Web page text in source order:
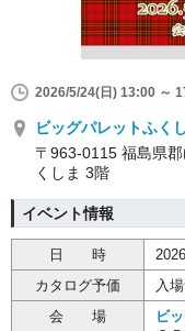
2026/5/24(日) 13:00 ～
ビッグパレットふく
〒963-0115 福島県
くしま 3階
イベント情報
日 時
カタログ予価
入
会 場
ビ